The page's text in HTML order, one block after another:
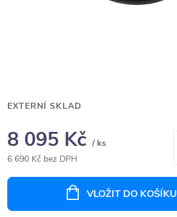
EXTERNÍ SKLAD
8 095 Kč / ks
6 690 Kč bez DPH
VLOŽIT DO KOŠÍKU